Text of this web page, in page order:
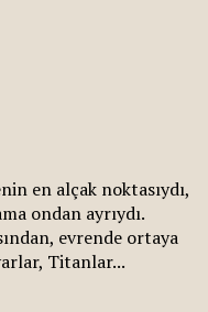
en alçak noktasıydı,
ondan ayrıydı.
evrende ortaya
Titanlar...